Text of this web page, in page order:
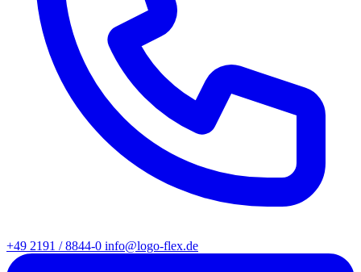
+49 2191 / 8844-0 info@logo-flex.de